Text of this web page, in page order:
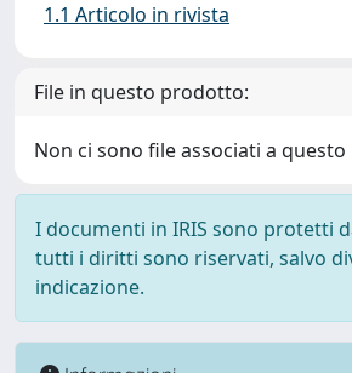
1.1 Articolo in rivista
File in questo prodotto:
Non ci sono file associati a
I documenti in IRIS sono protetti
tutti i diritti sono riservati, salvo
indicazione.